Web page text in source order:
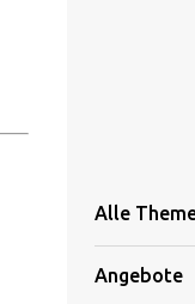
Alle
Angebote